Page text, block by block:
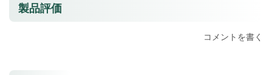
製品評価
コメントを書く